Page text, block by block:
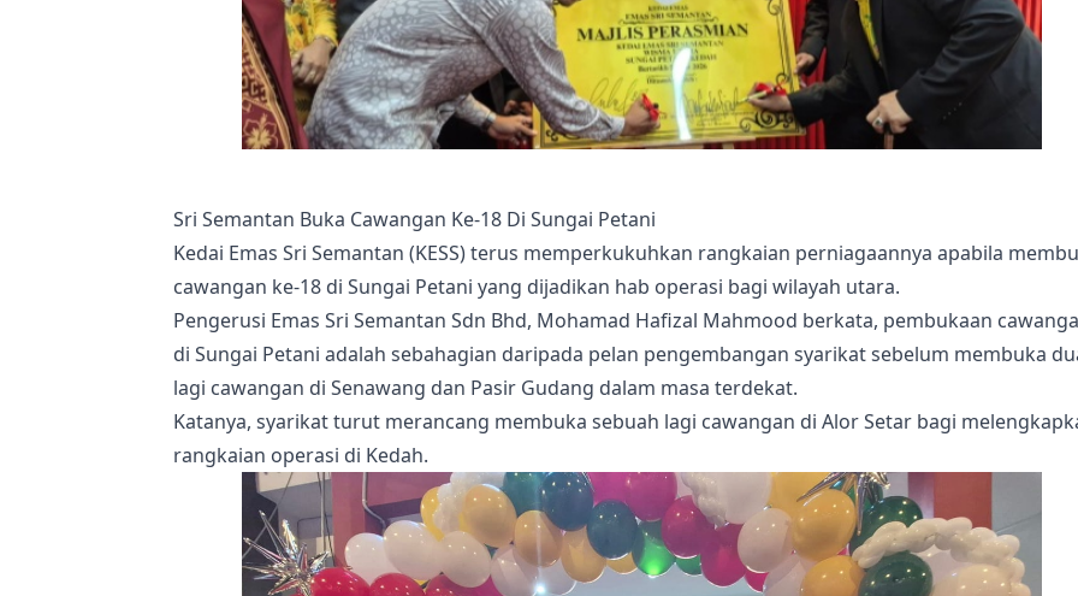
Sri Semantan Buka Cawangan Ke-18 Di Sungai Petani
Kedai Emas Sri Semantan (KESS) terus memperkukuhkan rangkaian perniagaannya apabila
cawangan ke-18 di Sungai Petani yang dijadikan hab operasi bagi wilayah utara.
Pengerusi Emas Sri Semantan Sdn Bhd, Mohamad Hafizal Mahmood berkata, pembukaan
di Sungai Petani adalah sebahagian daripada pelan pengembangan syarikat sebelum membuka
lagi cawangan di Senawang dan Pasir Gudang dalam masa terdekat.
Katanya, syarikat turut merancang membuka sebuah lagi cawangan di Alor Setar bagi
rangkaian operasi di Kedah.